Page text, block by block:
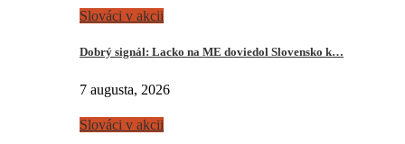
Slováci v akcii
Dobrý signál: Lacko na ME doviedol Slovensko k…
7 augusta, 2026
Slováci v akcii